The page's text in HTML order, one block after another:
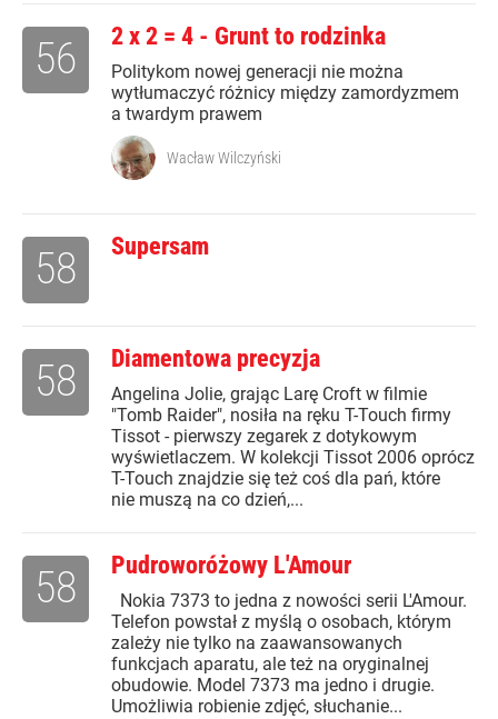
2 x 2 = 4 - Grunt to rodzinka
Politykom nowej generacji nie można
wytłumaczyć różnicy między zamordyzmem
a twardym prawem
56
Wacław Wilczyński
Supersam
58
Diamentowa precyzja
Angelina Jolie, grając Larę Croft w filmie
"Tomb Raider", nosiła na ręku T-Touch firmy
Tissot - pierwszy zegarek z dotykowym
wyświetlaczem. W kolekcji Tissot 2006 oprócz
T-Touch znajdzie się też coś dla pań, które
nie muszą na co dzień,...
58
Pudroworóżowy L'Amour
Nokia 7373 to jedna z nowości serii L'Amour.
Telefon powstał z myślą o osobach, którym
zależy nie tylko na zaawansowanych
funkcjach aparatu, ale też na oryginalnej
obudowie. Model 7373 ma jedno i drugie.
Umożliwia robienie zdjęć, słuchanie...
58